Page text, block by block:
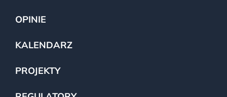
OPINIE
KALENDARZ
PROJEKTY